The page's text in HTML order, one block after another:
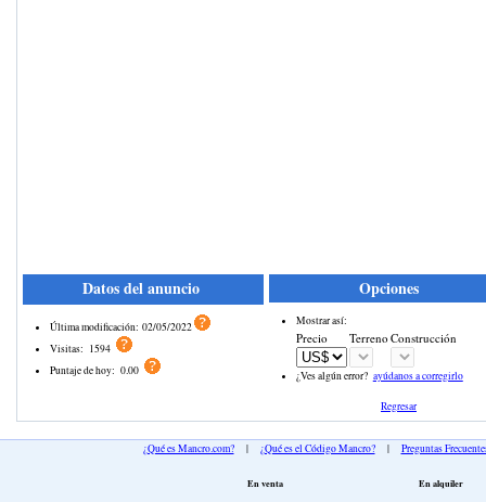
Datos del anuncio
Última modificación: 02/05/2022
Visitas: 1594
Puntaje de hoy: 0.00
Opciones
Mostrar así:
Precio TerrenoConstrucción
¿Ves algún error? ayúdanos a corregirlo
Regresar
¿Qué es Mancro.com?| ¿Qué es el Código Mancro?| Preguntas
En venta En alquiler